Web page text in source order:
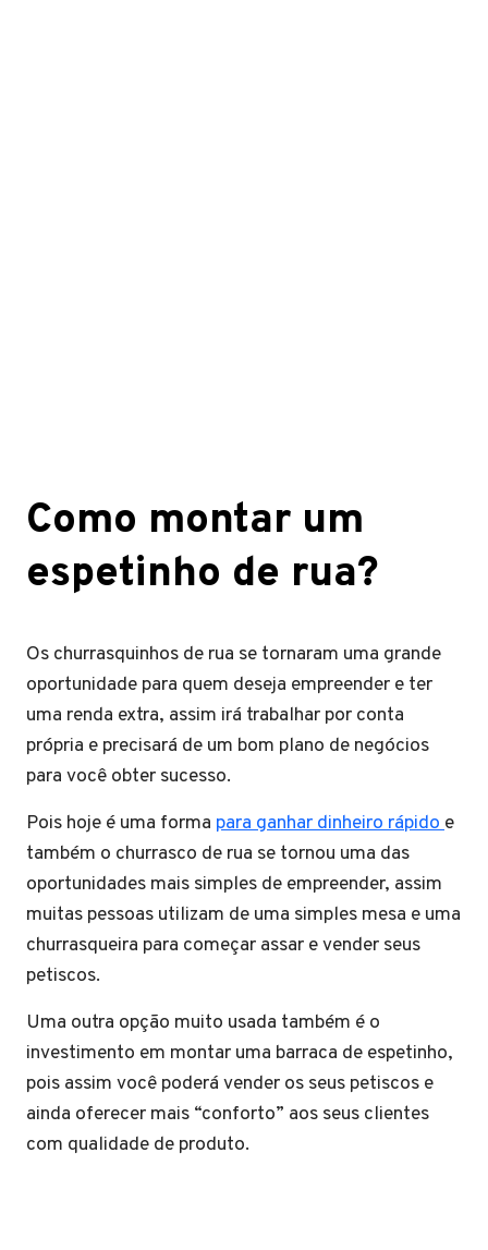
Como montar um
espetinho de rua?
Os churrasquinhos de rua se tornaram uma grande
oportunidade para quem deseja empreender e ter
uma renda extra, assim irá trabalhar por conta
própria e precisará de um bom plano de negócios
para você obter sucesso.
Pois hoje é uma forma para ganhar dinheiro rápidoe
também o churrasco de rua se tornou uma das
oportunidades mais simples de empreender, assim
muitas pessoas utilizam de uma simples mesa e uma
churrasqueira para começar assar e vender seus
petiscos.
Uma outra opção muito usada também é o
investimento em montar uma barraca de espetinho,
pois assim você poderá vender os seus petiscos e
ainda oferecer mais “conforto” aos seus clientes
com qualidade de produto.